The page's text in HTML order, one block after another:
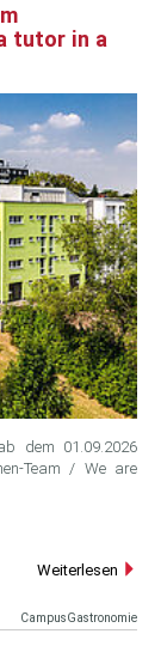
tutor in a
dem 01.09.2026
Team / We are
Weiterlesen
CampusGastronomie